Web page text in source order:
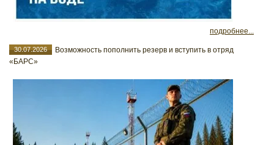
подробнее...
30.07.2026
Возможность пополнить резерв и вступить в отряд
«БАРС»